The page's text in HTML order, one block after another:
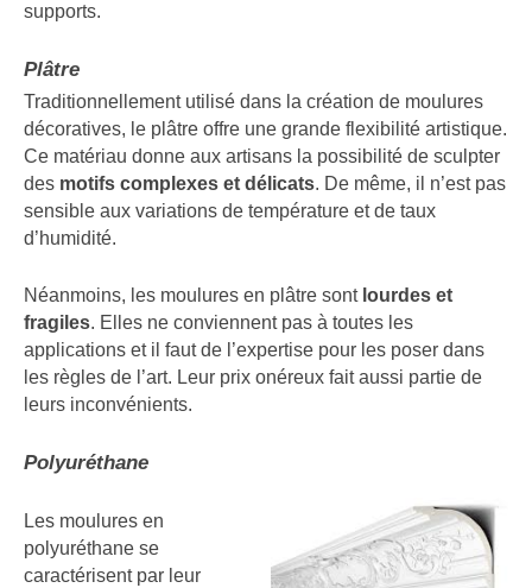
supports.
Plâtre
Traditionnellement utilisé dans la création de moulures
décoratives, le plâtre offre une grande flexibilité artistique.
Ce matériau donne aux artisans la possibilité de sculpter
des motifs complexes et délicats. De même, il n’est pas
sensible aux variations de température et de taux
d’humidité.
Néanmoins, les moulures en plâtre sont lourdes et
fragiles. Elles ne conviennent pas à toutes les
applications et il faut de l’expertise pour les poser dans
les règles de l’art. Leur prix onéreux fait aussi partie de
leurs inconvénients.
Polyuréthane
Les moulures en
polyuréthane se
caractérisent par leur